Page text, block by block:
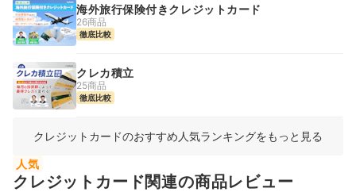
海外旅行保険付きクレジットカード
26商品
徹底比較
クレカ積立
25商品
徹底比較
クレジットカードのおすすめ人気ランキングをもっと見る
人気
クレジットカード関連の商品レビュー